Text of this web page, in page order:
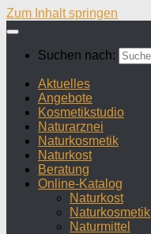
Zum Inhalt springen
Suchen nach:
Aktuelles
Angebote
Kosmetikstudio
Naturarznei
Naturkosmetik
Naturkost
Beratung
Online-Katalog
Naturkost
Naturkosmetik
Naturmittel